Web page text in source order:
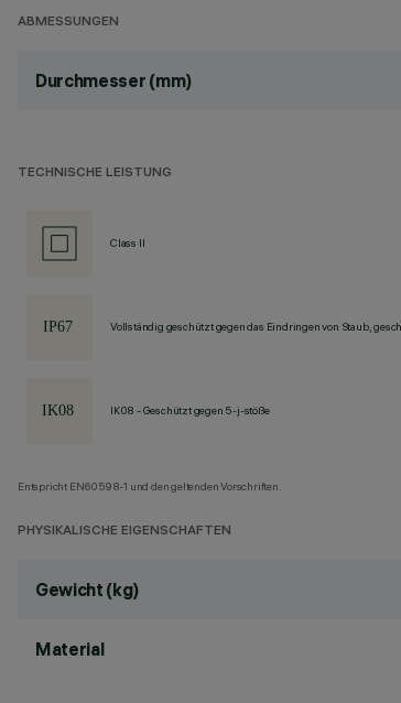
ABMESSUNGEN
Durchmesser (mm)
TECHNISCHE LEISTUNG
Class II
Vollständig geschützt gegen das Eindringen von Staub,
IK08 - Geschützt gegen 5-j-stöße
Entspricht EN60598-1 und den geltenden Vorschriften.
PHYSIKALISCHE EIGENSCHAFTEN
Gewicht (kg)
Material